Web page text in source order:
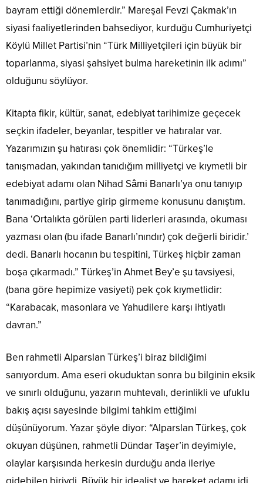
bayram ettiği dönemlerdir.” Mareşal Fevzi Çakmak’ın
siyasi faaliyetlerinden bahsediyor, kurduğu Cumhuriyetçi
Köylü Millet Partisi’nin “Türk Milliyetçileri için büyük bir
toparlanma, siyasi şahsiyet bulma hareketinin ilk adımı”
olduğunu söylüyor.
Kitapta fikir, kültür, sanat, edebiyat tarihimize geçecek
seçkin ifadeler, beyanlar, tespitler ve hatıralar var.
Yazarımızın şu hatırası çok önemlidir: “Türkeş’le
tanışmadan, yakından tanıdığım milliyetçi ve kıymetli bir
edebiyat adamı olan Nihad Sâmi Banarlı’ya onu tanıyıp
tanımadığını, partiye girip girmeme konusunu danıştım.
Bana ‘Ortalıkta görülen parti liderleri arasında, okuması
yazması olan (bu ifade Banarlı’nındır) çok değerli biridir.’
dedi. Banarlı hocanın bu tespitini, Türkeş hiçbir zaman
boşa çıkarmadı.” Türkeş’in Ahmet Bey’e şu tavsiyesi,
(bana göre hepimize vasiyeti) pek çok kıymetlidir:
“Karabacak, masonlara ve Yahudilere karşı ihtiyatlı
davran.”
Ben rahmetli Alparslan Türkeş’i biraz bildiğimi
sanıyordum. Ama eseri okuduktan sonra bu bilginin eksik
ve sınırlı olduğunu, yazarın muhtevalı, derinlikli ve ufuklu
bakış açısı sayesinde bilgimi tahkim ettiğimi
düşünüyorum. Yazar şöyle diyor: “Alparslan Türkeş, çok
okuyan düşünen, rahmetli Dündar Taşer’in deyimiyle,
olaylar karşısında herkesin durduğu anda ileriye